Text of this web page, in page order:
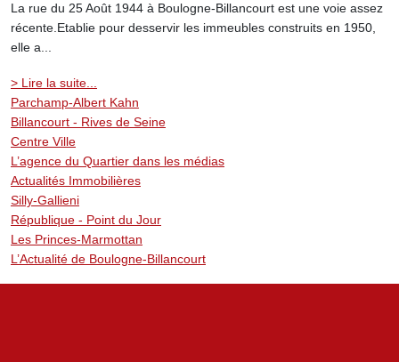
La rue du 25 Août 1944 à Boulogne-Billancourt est une voie assez
récente.Etablie pour desservir les immeubles construits en 1950,
elle a...
> Lire la suite...
Parchamp-Albert Kahn
Billancourt - Rives de Seine
Centre Ville
L’agence du Quartier dans les médias
Actualités Immobilières
Silly-Gallieni
République - Point du Jour
Les Princes-Marmottan
L’Actualité de Boulogne-Billancourt